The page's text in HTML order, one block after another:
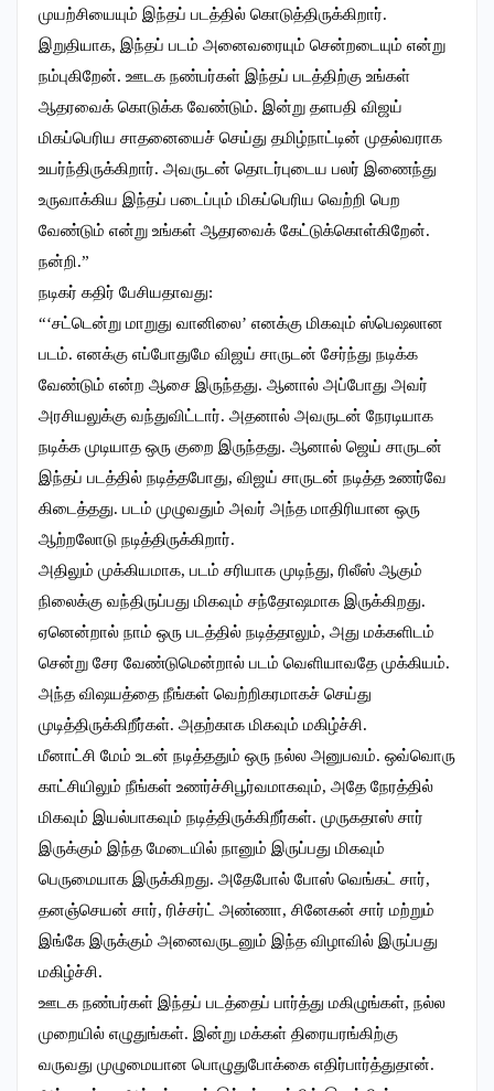
முயற்சியையும் இந்தப் படத்தில் கொடுத்திருக்கிறார்.
இறுதியாக, இந்தப் படம் அனைவரையும் சென்றடையும் என்று
நம்புகிறேன். ஊடக நண்பர்கள் இந்தப் படத்திற்கு உங்கள்
ஆதரவைக் கொடுக்க வேண்டும். இன்று தளபதி விஜய்
மிகப்பெரிய சாதனையைச் செய்து தமிழ்நாட்டின் முதல்வராக
உயர்ந்திருக்கிறார். அவருடன் தொடர்புடைய பலர் இணைந்து
உருவாக்கிய இந்தப் படைப்பும் மிகப்பெரிய வெற்றி பெற
வேண்டும் என்று உங்கள் ஆதரவைக் கேட்டுக்கொள்கிறேன்.
நன்றி.”
நடிகர் கதிர் பேசியதாவது:
“‘சட்டென்று மாறுது வானிலை’ எனக்கு மிகவும் ஸ்பெஷலான
படம். எனக்கு எப்போதுமே விஜய் சாருடன் சேர்ந்து நடிக்க
வேண்டும் என்ற ஆசை இருந்தது. ஆனால் அப்போது அவர்
அரசியலுக்கு வந்துவிட்டார். அதனால் அவருடன் நேரடியாக
நடிக்க முடியாத ஒரு குறை இருந்தது. ஆனால் ஜெய் சாருடன்
இந்தப் படத்தில் நடித்தபோது, விஜய் சாருடன் நடித்த உணர்வே
கிடைத்தது. படம் முழுவதும் அவர் அந்த மாதிரியான ஒரு
ஆற்றலோடு நடித்திருக்கிறார்.
அதிலும் முக்கியமாக, படம் சரியாக முடிந்து, ரிலீஸ் ஆகும்
நிலைக்கு வந்திருப்பது மிகவும் சந்தோஷமாக இருக்கிறது.
ஏனென்றால் நாம் ஒரு படத்தில் நடித்தாலும், அது மக்களிடம்
சென்று சேர வேண்டுமென்றால் படம் வெளியாவதே முக்கியம்.
அந்த விஷயத்தை நீங்கள் வெற்றிகரமாகச் செய்து
முடித்திருக்கிறீர்கள். அதற்காக மிகவும் மகிழ்ச்சி.
மீனாட்சி மேம் உடன் நடித்ததும் ஒரு நல்ல அனுபவம். ஒவ்வொரு
காட்சியிலும் நீங்கள் உணர்ச்சிபூர்வமாகவும், அதே நேரத்தில்
மிகவும் இயல்பாகவும் நடித்திருக்கிறீர்கள். முருகதாஸ் சார்
இருக்கும் இந்த மேடையில் நானும் இருப்பது மிகவும்
பெருமையாக இருக்கிறது. அதேபோல் போஸ் வெங்கட் சார்,
தனஞ்செயன் சார், ரிச்சர்ட் அண்ணா, சினேகன் சார் மற்றும்
இங்கே இருக்கும் அனைவருடனும் இந்த விழாவில் இருப்பது
மகிழ்ச்சி.
ஊடக நண்பர்கள் இந்தப் படத்தைப் பார்த்து மகிழுங்கள், நல்ல
முறையில் எழுதுங்கள். இன்று மக்கள் திரையரங்கிற்கு
வருவது முழுமையான பொழுதுபோக்கை எதிர்பார்த்துதான்.